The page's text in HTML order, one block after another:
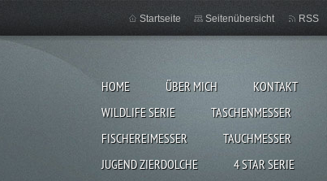
HOME ÜBER MICH KONTAKT
WILDLIFE SERIE
TASCHENMESSER
FISCHEREIMESSER
TAUCHMESSER
JUGEND ZIERDOLCHE
4 STAR SERIE
Startseite Seitenübersicht RSS